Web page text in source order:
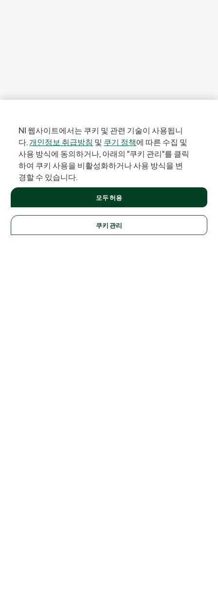
NI 웹사이트에서는 쿠키 및 관련 기술이 사용됩니
다.개인정보 취급방침 및 쿠기 정책에 따른 수집 및
사용 방식에 동의하거나, 아래의 "쿠키 관리"를 클릭
하여 쿠키 사용을 비활성화하거나 사용 방식을 변
경할 수 있습니다.
쿠키 관리
모두 허용